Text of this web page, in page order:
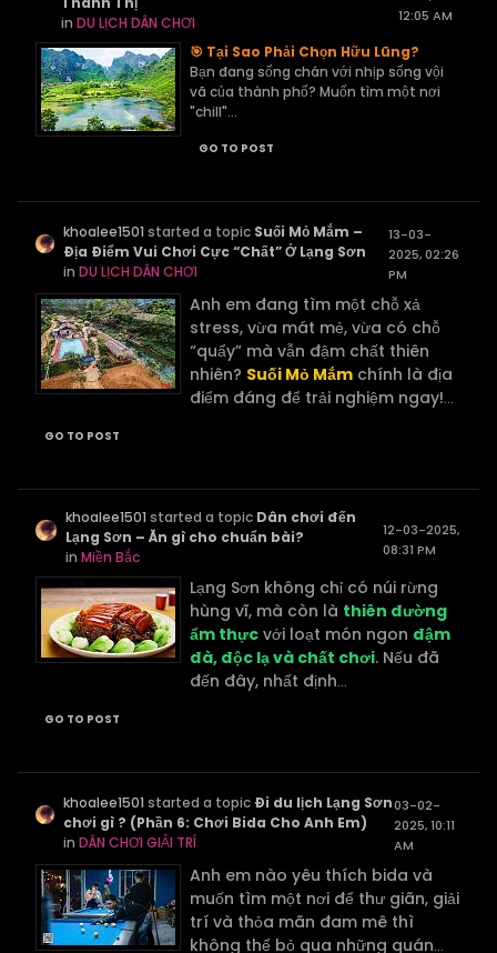
inDU LỊCH DÂN CHƠI
12:05 AM
🎯 Tại Sao Phải Chọn Hữu Lũng?
Bạn đang sống chán với nhịp sống vội
vã của thành phố? Muốn tìm một nơi
"chill"...
GO TO POST
khoalee1501 started a topic Suối Mỏ Mắm –
Địa Điểm Vui Chơi Cực “Chất” Ở Lạng Sơn
inDU LỊCH DÂN CHƠI
13-03-
2025, 02:26
PM
Anh em đang tìm một chỗ xả
stress, vừa mát mẻ, vừa có chỗ
“quẩy” mà vẫn đậm chất thiên
nhiên? Suối Mỏ Mắm chính là địa
điểm đáng để trải nghiệm ngay!...
GO TO POST
khoalee1501 started a topic Dân chơi đến
Lạng Sơn – Ăn gì cho chuẩn bài?
inMiền Bắc
12-03-2025,
08:31 PM
Lạng Sơn không chỉ có núi rừng
hùng vĩ, mà còn là thiên đường
ẩm thực với loạt món ngon đậm
đà, độc lạ và chất chơi. Nếu đã
đến đây, nhất định...
GO TO POST
khoalee1501 started a topic Đi du lịch Lạng Sơn
chơi gì ? (Phần 6: Chơi Bida Cho Anh Em)
in DÂN CHƠI GIẢI TRÍ
03-02-
2025, 10:11
AM
Anh em nào yêu thích bida và
muốn tìm một nơi để thư giãn, giải
trí và thỏa mãn đam mê thì
không thể bỏ qua những quán...